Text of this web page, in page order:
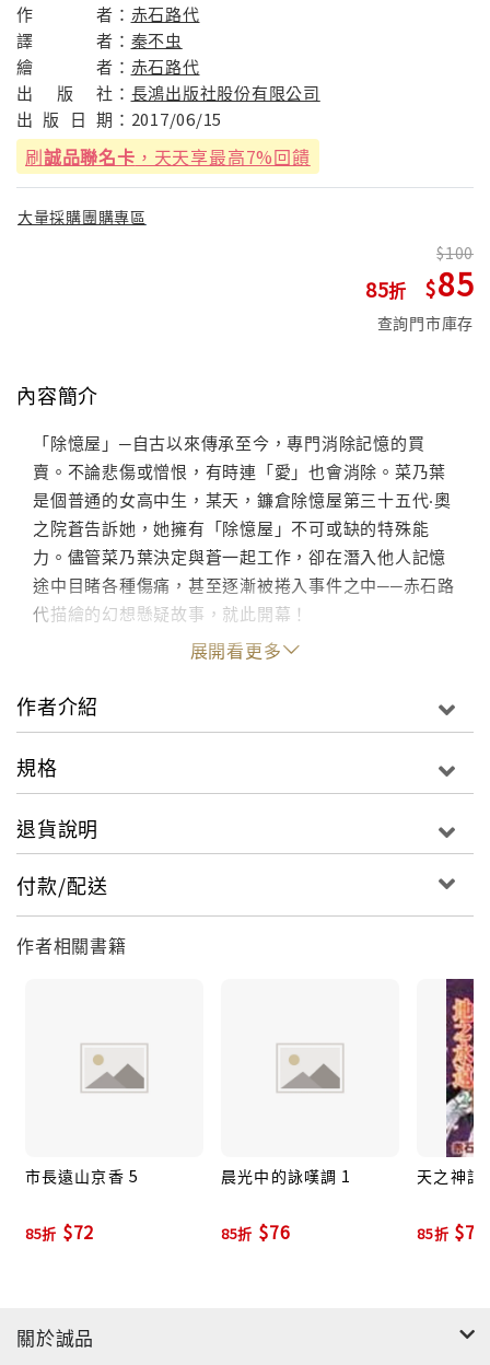
作 者： 赤石路代
譯
者： 秦不虫
繪
者： 赤石路代
出
版 社： 長鴻出版社股份有限公司
出 版 日 期： 2017/06/15
刷誠品聯名卡 ，天天享最高7%回饋
大量採購團購專區
85
100
85
查詢門市庫存
內容簡介
「除憶屋」─自古以來傳承至今，專門消除記憶的買
賣。不論悲傷或憎恨，有時連「愛」也會消除。菜乃葉
是個普通的女高中生，某天，鐮倉除憶屋第三十五代‧奧
之院蒼告訴她，她擁有「除憶屋」不可或缺的特殊能
力。儘管菜乃葉決定與蒼一起工作，卻在潛入他人記憶
途中目睹各種傷痛，甚至逐漸被捲入事件之中──赤石路
代描繪的幻想懸疑故事，就此開幕！
展開看更多
作者介紹
規格
退貨說明
付款/配送
作者相關書籍
市長遠山京香 5
85折 $72
晨光中的詠嘆調 1
85折 $76
天之神話
85折 $76
關於誠品